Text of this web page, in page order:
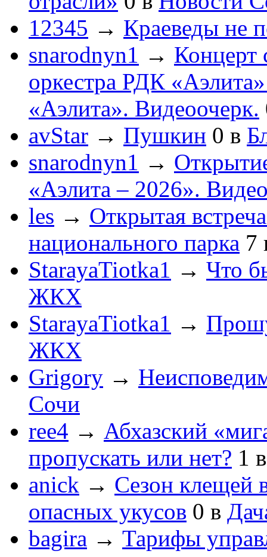
12345 → Краеведы не
snarodnyn1 → Концерт
оркестра РДК
«Аэлита». Видеоочерк.
avStar → Пушкин 0 в
snarodnyn1 →
«Аэлита – 2026».
les → Открытая
национального парка 7
StarayaTiotka1 → Что
ЖКХ
StarayaTiotka1 →
ЖКХ
Grigory →
Сочи
ree4 → Абхазский
пропускать или нет? 1
anick → Сезон клещей
опасных укусов 0 в
bagira → Тарифы